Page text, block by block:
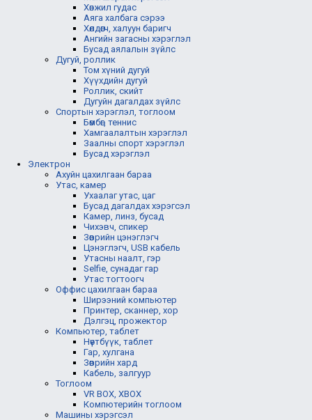
Хөнжил гудас
Аяга халбага сэрээ
Хөлдөөгч, халуун баригч
Ангийн загасны хэрэглэл
Бусад аялалын зүйлс
Дугуй, роллик
Том хүний дугуй
Хүүхдийн дугуй
Роллик, скийт
Дугуйн дагалдах зүйлс
Спортын хэрэглэл, тоглоом
Бөмбөг, теннис
Хамгаалалтын хэрэглэл
Заалны спорт хэрэглэл
Бусад хэрэглэл
Электрон
Ахуйн цахилгаан бараа
Утас, камер
Ухаалаг утас, цаг
Бусад дагалдах хэрэгсэл
Камер, линз, бусад
Чихэвч, спикер
Зөөврийн цэнэглэгч
Цэнэглэгч, USB кабель
Утасны наалт, гэр
Selfie, сунадаг гар
Утас тогтоогч
Оффис цахилгаан бараа
Ширээний компьютер
Принтер, сканнер, хор
Дэлгэц, прожектор
Компьютер, таблет
Нөүтбүүк, таблет
Гар, хулгана
Зөөврийн хард
Кабель, залгуур
Тоглоом
VR BOX, XBOX
Компютерийн тоглоом
Машины хэрэгсэл